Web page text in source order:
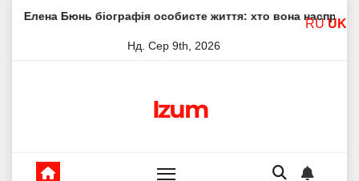
Skipбіографія особисте життя: хто вона насправді Елена
Нд. Сер 9th, 2026
Izum
RU UK